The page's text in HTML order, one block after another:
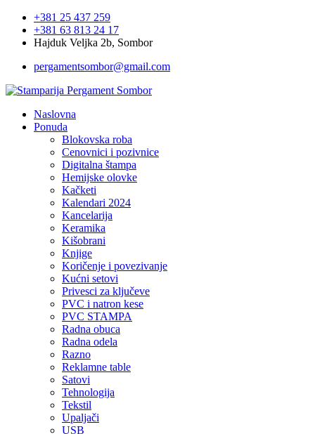
+381 25 437 259
+381 63 813 24 17
Hajduk Veljka 2b, Sombor
pergamentsombor@gmail.com
Naslovna
Ponuda
Blokovska roba
Cenovnici i pozivnice
Digitalna štampa
Hemijske olovke
Kačketi
Kalendari 2024
Kancelarija
Keramika
Kišobrani
Knjige
Koričenje i povezivanje
Kućni setovi
Privesci za ključeve
PVC i natron kese
PVC STAMPA
Radna obuca
Radna odela
Razno
Reklamne table
Satovi
Tehnologija
Tekstil
Upaljači
USB